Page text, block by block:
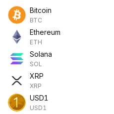
Bitcoin
BTC
Ethereum
ETH
Solana
SOL
XRP
XRP
USD1
USD1